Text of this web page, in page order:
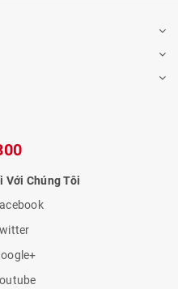
Với Chúng Tôi